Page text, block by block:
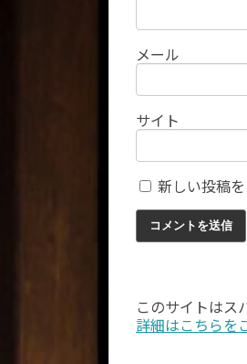
メール
サイト
新しい投稿
このサイトはス
詳細はこちらを